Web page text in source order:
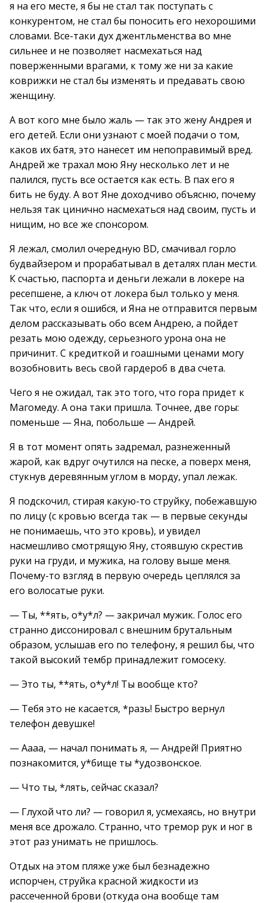
я на его месте, я бы не стал так поступать с
конкурентом, не стал бы поносить его нехорошими
словами. Все-таки дух джентльменства во мне
сильнее и не позволяет насмехаться над
поверженными врагами, к тому же ни за какие
коврижки не стал бы изменять и предавать свою
женщину.
А вот кого мне было жаль — так это жену Андрея и
его детей. Если они узнают с моей подачи о том,
каков их батя, это нанесет им непоправимый вред.
Андрей же трахал мою Яну несколько лет и не
палился, пусть все остается как есть. В пах его я
бить не буду. А вот Яне доходчиво объясню, почему
нельзя так цинично насмехаться над своим, пусть и
нищим, но все же спонсором.
Я лежал, смолил очередную BD, смачивал горло
будвайзером и прорабатывал в деталях план мести.
К счастью, паспорта и деньги лежали в локере на
ресепшене, а ключ от локера был только у меня.
Так что, если я ошибся, и Яна не отправится первым
делом рассказывать обо всем Андрею, а пойдет
резать мою одежду, серьезного урона она не
причинит. С кредиткой и гоашными ценами могу
возобновить весь свой гардероб в два счета.
Чего я не ожидал, так это того, что гора придет к
Магомеду. А она таки пришла. Точнее, две горы:
поменьше — Яна, побольше — Андрей.
Я в тот момент опять задремал, разнеженный
жарой, как вдруг очутился на песке, а поверх меня,
стукнув деревянным углом в морду, упал лежак.
Я подскочил, стирая какую-то струйку, побежавшую
по лицу (с кровью всегда так — в первые секунды
не понимаешь, что это кровь), и увидел
насмешливо смотрящую Яну, стоявшую скрестив
руки на груди, и мужика, на голову выше меня.
Почему-то взгляд в первую очередь цеплялся за
его волосатые руки.
— Ты, **ять, о*у*л? — закричал мужик. Голос его
странно диссонировал с внешним брутальным
образом, услышав его по телефону, я решил бы, что
такой высокий тембр принадлежит гомосеку.
— Это ты, **ять, о*у*л! Ты вообще кто?
— Тебя это не касается, *разь! Быстро вернул
телефон девушке!
— Аааа, — начал понимать я, — Андрей! Приятно
познакомится, у*бище ты *удозвонское.
— Что ты, *лять, сейчас сказал?
— Глухой что ли? — говорил я, усмехаясь, но внутри
меня все дрожало. Странно, что тремор рук и ног в
этот раз унимать не пришлось.
Отдых на этом пляже уже был безнадежно
испорчен, струйка красной жидкости из
рассеченной брови (откуда она вообще там